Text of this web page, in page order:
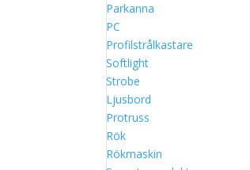
Parkanna
PC
Profilstrålkastare
Softlight
Strobe
Ljusbord
Protruss
Rök
Rökmaskin